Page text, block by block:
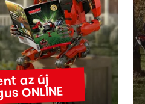
az új
ONLINE